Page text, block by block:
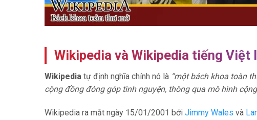
Wikipedia và Wikipedia tiếng Việt
Wikipedia tự định nghĩa chính nó là “một bách khoa toàn
cộng đồng đóng góp tình nguyện, thông qua mô hình
Wikipedia ra mắt ngày 15/01/2001 bởi Jimmy Wales và